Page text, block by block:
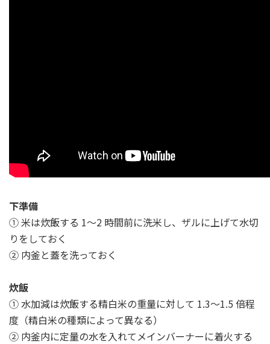
下準備
① 米は炊飯する 1～2 時間前に洗米し、ザルに上げて水切
りをしておく
② 内釜と蓋を洗っておく
炊飯
① 水加減は炊飯する精白米の重量に対して 1.3～1.5 倍程
度（精白米の種類によって異なる）
② 内釜内に定量の水を入れてメインバーナーに着火する